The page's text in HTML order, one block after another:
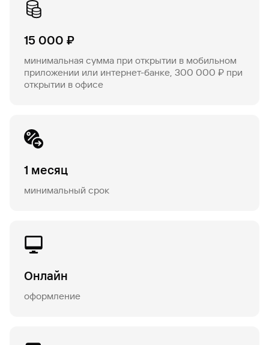
15 000 ₽
минимальная сумма при открытии в мобильном
приложении или интернет-банке, 300 000 ₽ при
открытии в офисе
1 месяц
минимальный срок
Онлайн
оформление